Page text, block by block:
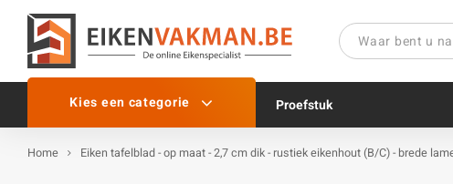
Kies een categorie Proefstuk
Home Eiken tafelblad - op maat - 2,7 cm dik - rustiek eikenhout (B/C) - brede